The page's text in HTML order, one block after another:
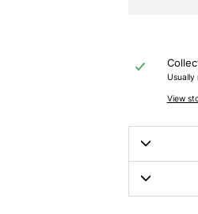
Usually
View